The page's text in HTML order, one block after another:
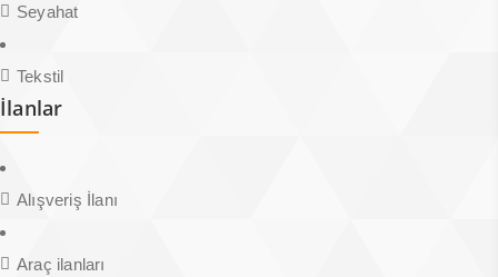
Seyahat
Tekstil
İlanlar
Alışveriş İlanı
Araç ilanları